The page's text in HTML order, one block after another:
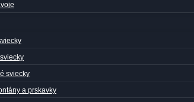
sviecky
a prskavky